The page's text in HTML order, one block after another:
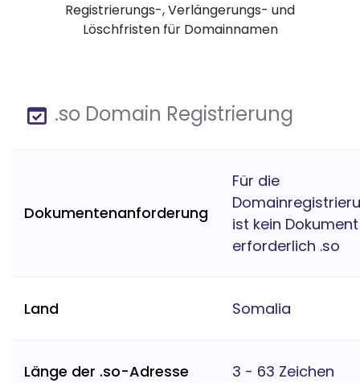
Registrierungs-, Verlängerungs- und
Löschfristen für Domainnamen
.so Domain Registrierung
Dokumentenanforderung
Für die
ist kein Dokument
erforderlich .so
Land Somalia
Länge der .so-Adresse 3 - 63 Zeichen